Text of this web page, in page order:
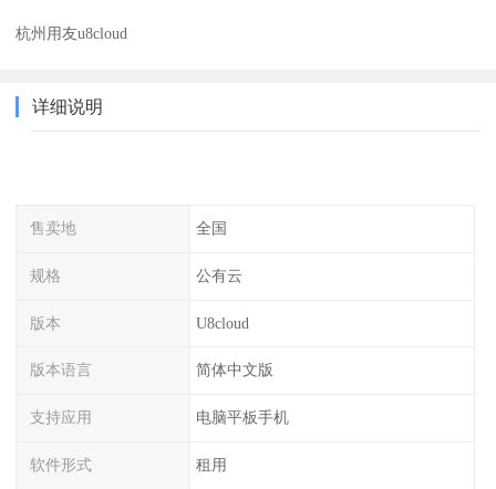
杭州用友u8cloud
详细说明
售卖地 全国
规格 公有云
版本 U8cloud
版本语言 简体中文版
支持应用 电脑平板手机
软件形式 租用